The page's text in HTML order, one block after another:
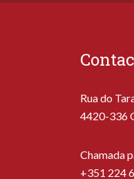
Rua do
4420-336
Chamada
+351 224